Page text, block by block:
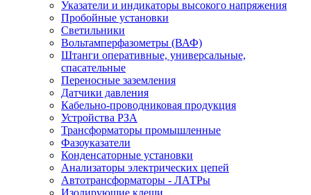
Указатели и индикаторы высокого напряжения
Пробойные установки
Светильники
Вольтамперфазометры (ВАФ)
Штанги оперативные, универсальные,
спасательные
Переносные заземления
Датчики давления
Кабельно-проводниковая продукция
Устройства РЗА
Трансформаторы промышленные
Фазоуказатели
Конденсаторные установки
Анализаторы электрических цепей
Автотрансформаторы - ЛАТРы
Изолирующие клещи